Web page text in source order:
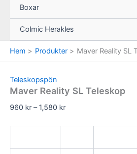
Boxar
Colmic Herakles
Hem Produkter Maver Reality SL
Teleskopspön
Maver Reality SL Teleskop
960 kr – 1,580 krPrisintervall: